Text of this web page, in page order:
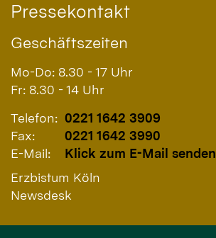
Pressekontakt
Geschäftszeiten
Mo-Do: 8.30 - 17 Uhr
Fr: 8.30 - 14 Uhr
Telefon: 0221 1642 3909
Fax:
0221 1642 3990
E-Mail:
Klick zum E-Mail senden
Erzbistum Köln
Newsdesk